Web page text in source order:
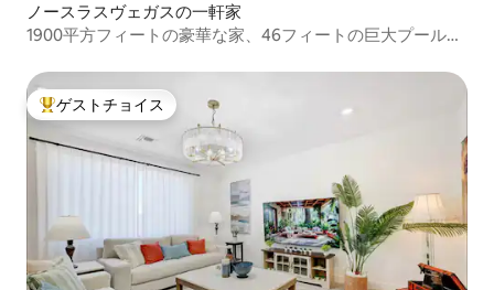
ノースラスヴェガスの一軒家
1900平方フィートの豪華な家、46フィートの巨大プール、
大好評のゲストチョイスです。
ゲストチョイス